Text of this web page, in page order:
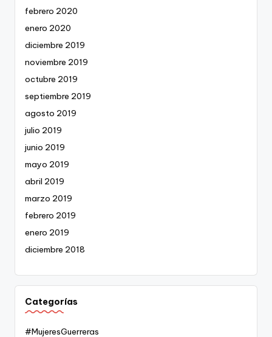
febrero 2020
enero 2020
diciembre 2019
noviembre 2019
octubre 2019
septiembre 2019
agosto 2019
julio 2019
junio 2019
mayo 2019
abril 2019
marzo 2019
febrero 2019
enero 2019
diciembre 2018
Categorías
#MujeresGuerreras